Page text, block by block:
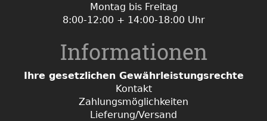
Montag bis Freitag
8:00-12:00 + 14:00-18:00 Uhr
Informationen
Ihre gesetzlichen Gewährleistungsrechte
Kontakt
Zahlungsmöglichkeiten
Lieferung/Versand